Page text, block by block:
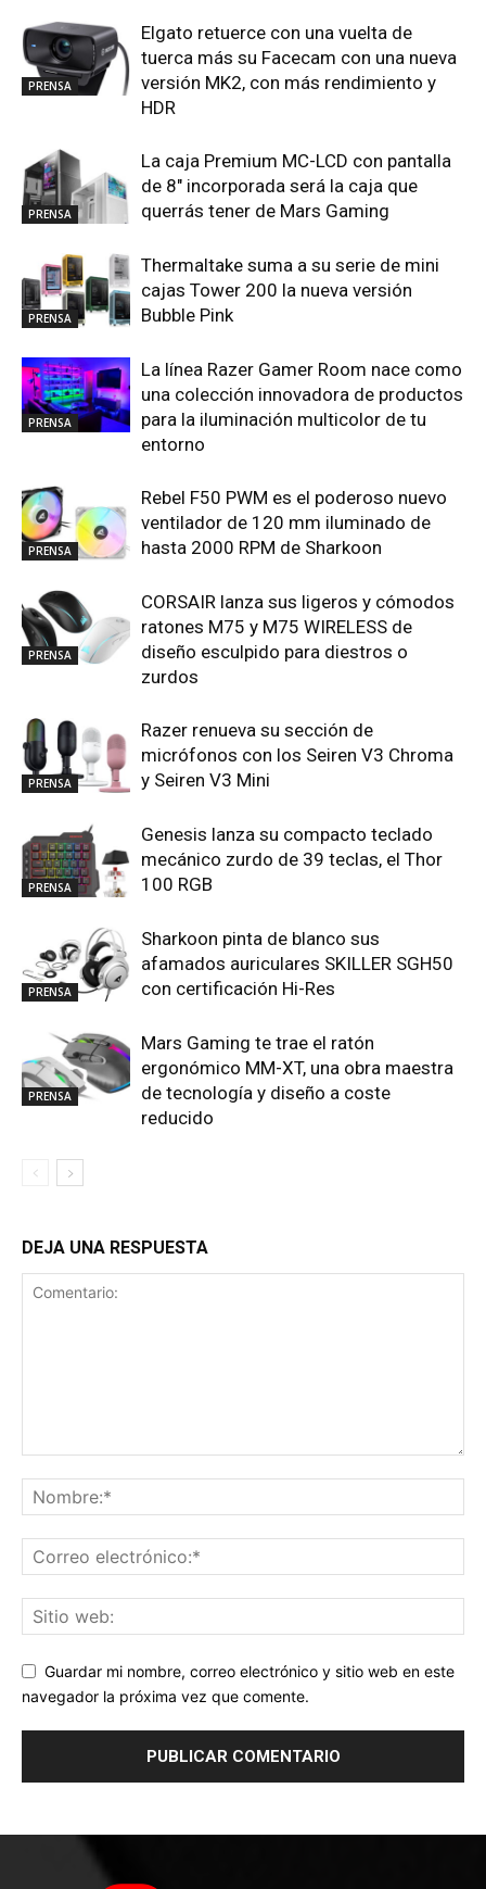
PRENSA
Elgato retuerce con una vuelta de
tuerca más su Facecam con una nueva
versión MK2, con más rendimiento y
HDR
PRENSA
La caja Premium MC-LCD con pantalla
de 8″ incorporada será la caja que
querrás tener de Mars Gaming
PRENSA
Thermaltake suma a su serie de mini
cajas Tower 200 la nueva versión
Bubble Pink
PRENSA
La línea Razer Gamer Room nace como
una colección innovadora de productos
para la iluminación multicolor de tu
entorno
PRENSA
Rebel F50 PWM es el poderoso nuevo
ventilador de 120 mm iluminado de
hasta 2000 RPM de Sharkoon
PRENSA
CORSAIR lanza sus ligeros y cómodos
ratones M75 y M75 WIRELESS de
diseño esculpido para diestros o
zurdos
PRENSA
Razer renueva su sección de
micrófonos con los Seiren V3 Chroma
y Seiren V3 Mini
PRENSA
Genesis lanza su compacto teclado
mecánico zurdo de 39 teclas, el Thor
100 RGB
PRENSA
Sharkoon pinta de blanco sus
afamados auriculares SKILLER SGH50
con certificación Hi-Res
PRENSA
Mars Gaming te trae el ratón
ergonómico MM-XT, una obra maestra
de tecnología y diseño a coste
reducido
DEJA UNA RESPUESTA
Guardar mi nombre, correo electrónico y sitio web en este
navegador la próxima vez que comente.